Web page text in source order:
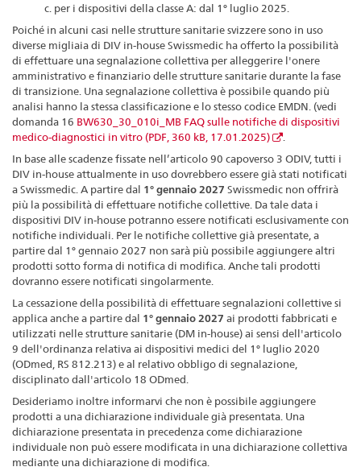
c. per i dispositivi della classe A: dal 1° luglio 2025.
Poiché in alcuni casi nelle strutture sanitarie svizzere sono in uso
diverse migliaia di DIV in-house Swissmedic ha offerto la possibilità
di effettuare una segnalazione collettiva per alleggerire l'onere
amministrativo e finanziario delle strutture sanitarie durante la fase
di transizione. Una segnalazione collettiva è possibile quando più
analisi hanno la stessa classificazione e lo stesso codice EMDN. (vedi
domanda 16 BW630_30_010i_MB FAQ sulle notifiche di dispositivi
medico-diagnostici in vitro (PDF, 360 kB, 17.01.2025)
In base alle scadenze fissate nell’articolo 90 capoverso 3 ODIV, tutti i
DIV in-house attualmente in uso dovrebbero essere già stati notificati
a Swissmedic. A partire dal 1° gennaio 2027 Swissmedic non offrirà
più la possibilità di effettuare notifiche collettive. Da tale data i
dispositivi DIV in-house potranno essere notificati esclusivamente con
notifiche individuali. Per le notifiche collettive già presentate, a
partire dal 1° gennaio 2027 non sarà più possibile aggiungere altri
prodotti sotto forma di notifica di modifica. Anche tali prodotti
dovranno essere notificati singolarmente.
La cessazione della possibilità di effettuare segnalazioni collettive si
applica anche a partire dal 1° gennaio 2027 ai prodotti fabbricati e
utilizzati nelle strutture sanitarie (DM in-house) ai sensi dell'articolo
9 dell'ordinanza relativa ai dispositivi medici del 1° luglio 2020
(ODmed, RS 812.213) e al relativo obbligo di segnalazione,
disciplinato dall'articolo 18 ODmed.
Desideriamo inoltre informarvi che non è possibile aggiungere
prodotti a una dichiarazione individuale già presentata. Una
dichiarazione presentata in precedenza come dichiarazione
individuale non può essere modificata in una dichiarazione collettiva
mediante una dichiarazione di modifica.